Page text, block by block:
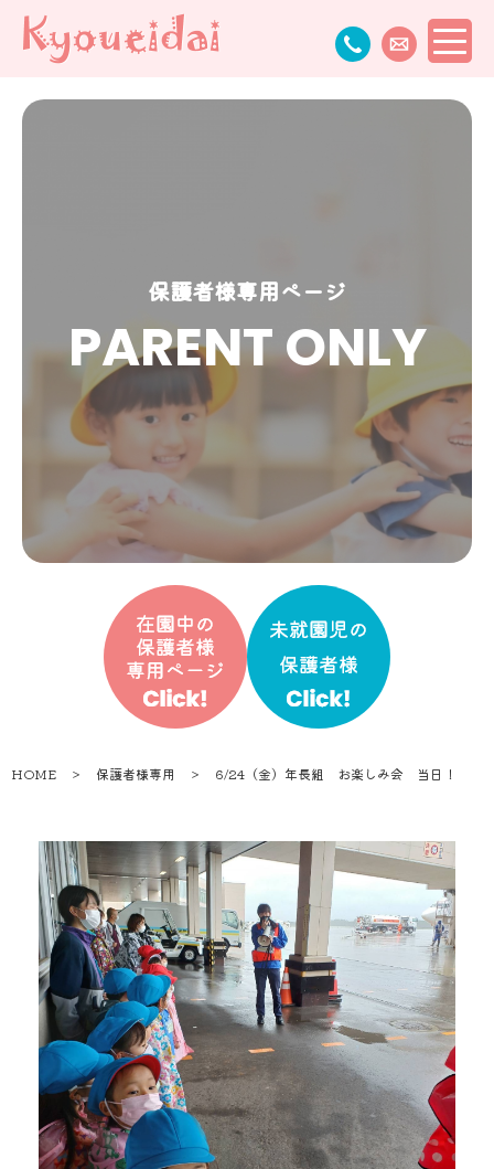
保護者様専用ページ
PARENT ONLY
HOME ＞ 保護者様専用 ＞ 6/24（金）年長組 お楽しみ会 当日！